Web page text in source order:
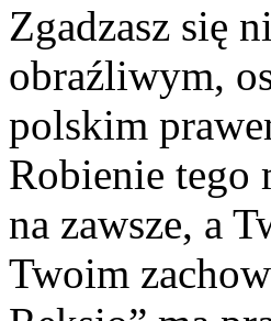
Zgadzasz się
obraźliwym,
polskim
Robienie tego
na zawsze, a
Twoim